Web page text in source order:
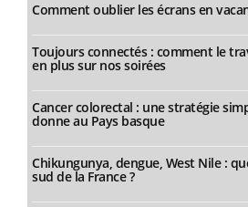
Comment oublier les écrans en
Toujours connectés : comment le
en plus sur nos soirées
Cancer colorectal : une stratégie
donne au Pays basque
Chikungunya, dengue, West Nile :
sud de la France ?